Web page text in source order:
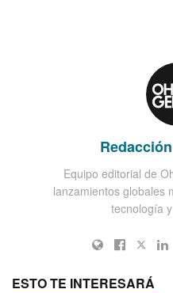
Equipo editorial de
lanzamientos globales
tecnología
ESTO TE INTERESARÁ